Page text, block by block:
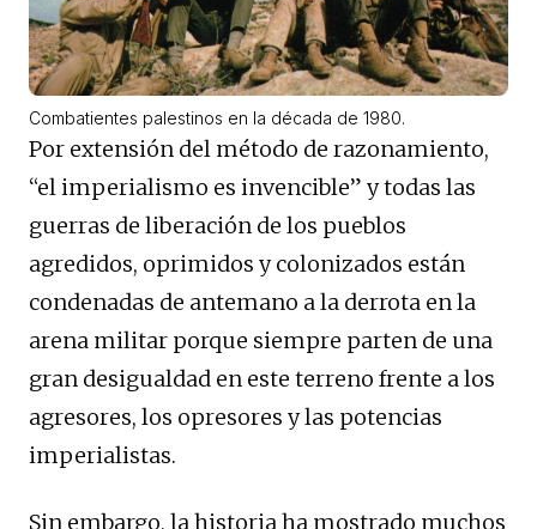
Combatientes palestinos en la década de 1980.
Por extensión del método de razonamiento,
“el imperialismo es invencible” y todas las
guerras de liberación de los pueblos
agredidos, oprimidos y colonizados están
condenadas de antemano a la derrota en la
arena militar porque siempre parten de una
gran desigualdad en este terreno frente a los
agresores, los opresores y las potencias
imperialistas.
Sin embargo, la historia ha mostrado muchos